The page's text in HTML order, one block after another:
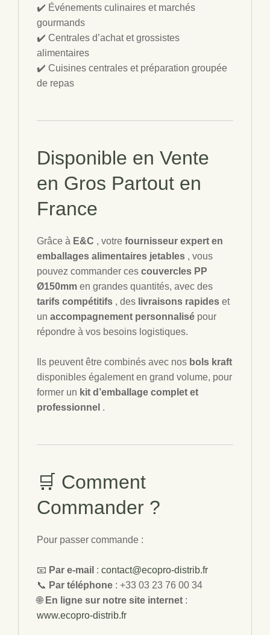
✔️ Événements culinaires et marchés
gourmands
✔️ Centrales d’achat et grossistes
alimentaires
✔️ Cuisines centrales et préparation groupée
de repas
Disponible en Vente
en Gros Partout en
France
Grâce à E&C , votre fournisseur expert en
emballages alimentaires jetables , vous
pouvez commander ces couvercles PP
Ø150mm en grandes quantités, avec des
tarifs compétitifs , des livraisons rapides et
un accompagnement personnalisé pour
répondre à vos besoins logistiques.
Ils peuvent être combinés avec nos bols kraft
disponibles également en grand volume, pour
former un kit d’emballage complet et
professionnel .
🛒 Comment
Commander ?
Pour passer commande :
📧 Par e-mail : contact@ecopro-distrib.fr
📞 Par téléphone : +33 03 23 76 00 34
🌐 En ligne sur notre site internet :
www.ecopro-distrib.fr